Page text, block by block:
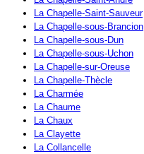
La Chapelle-Saint-Sauveur
La Chapelle-sous-Brancion
La Chapelle-sous-Dun
La Chapelle-sous-Uchon
La Chapelle-sur-Oreuse
La Chapelle-Thècle
La Charmée
La Chaume
La Chaux
La Clayette
La Collancelle